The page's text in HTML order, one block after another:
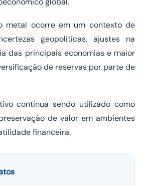
metal ocorre em um contexto de
geopolíticas, ajustes na
das principais economias e maior
de reservas por parte de
continua sendo utilizado como
de valor em ambientes
financeira.